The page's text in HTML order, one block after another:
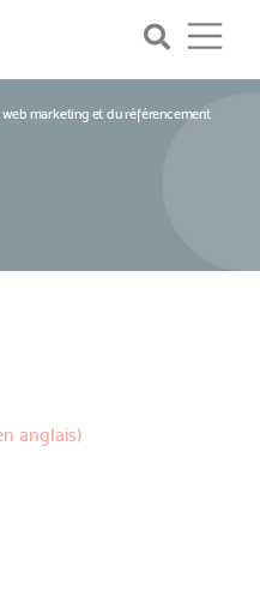
web marketing et du référencement
anglais)